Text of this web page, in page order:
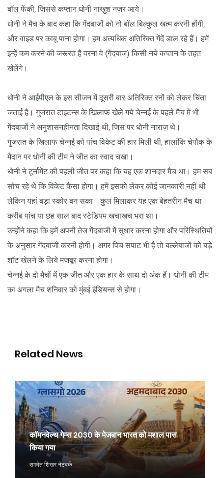
बॉल फेंकी, जिससे कप्तान धोनी नाखुश नज़र आये।
धोनी ने मैच के बाद कहा कि गेंदबाजों को नो बॉल बिल्कुल खत्म करनी होंगी,
और वाइड पर काबू पाना होगा। हम अत्यधिक अतिरिक्त गेंदें डाल रहे हैं। हमें
इन्हें कम करने की जरूरत है वरना वे (गेंदबाज) किसी नये कप्तान के तहत
खेलेंगे।
धोनी ने आईपीएल के इस सीजन में दूसरी बार अतिरिक्त रनों को लेकर चिंता
जताई है। गुजरात टाइटन्स के खिलाफ खेले गये चेन्नई के पहले मैच में भी
गेंदबाजों ने अनुशासनहीनता दिखाई थी, जिस पर धोनी नाराज़ थे।
गुजरात के खिलाफ चेन्नई को पांच विकेट की हार मिली थी, हालांकि चेपौक के
मैदान पर धोनी की टीम ने जीत का स्वाद चखा।
धोनी ने टूर्नामेंट की पहली जीत पर कहा कि यह एक शानदार मैच था। हम सब
सोच रहे थे कि विकेट कैसा होगा। हमें इसको लेकर कोई जानकारी नहीं थी
लेकिन यहां बड़ा स्कोर बन सका। कुल मिलाकर यह एक बेहतरीन मैच था।
करीब पांच या छह साल बाद स्टेडियम खचाखच भरा था।
उन्होंने कहा कि हमें अपनी तेज गेंदबाजी में सुधार करना होगा और परिस्थितियों
के अनुसार गेंदबाजी करनी होगी। अगर पिच सपाट भी है तो बल्लेबाजों को बड़े
शॉट खेलने के लिये मजबूर करना होगा।
चेन्नई के दो मैचों में एक जीत और एक हार के साथ दो अंक हैं। धोनी की टीम
का अगला मैच शनिवार को मुंबई इंडियन्स से होगा।
Related News
कॉमनवेल्थ गेम्स 2030 के मेजबान भारत को मशाल पास
किया गया
समवेत शिखर नेटवर्क